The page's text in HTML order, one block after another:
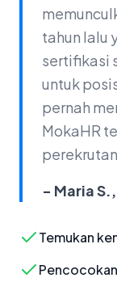
tahun lalu
sertifikasi
untuk
pernah
MokaHR
- Maria
Temukan